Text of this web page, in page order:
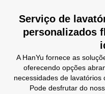
Serviço de
personalizados
A HanYu fornece as
oferecendo opções
necessidades de lavatórios
Pode desfrutar do